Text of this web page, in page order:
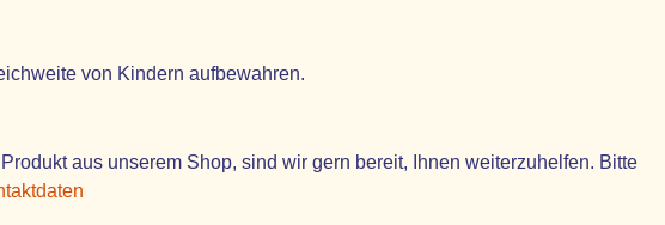
von Kindern aufbewahren.
aus unserem Shop, sind wir gern bereit, Ihnen weiterzuhelfen. Bitte